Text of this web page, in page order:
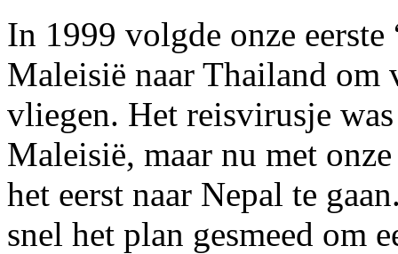
In 1999 volgde onze
Maleisië naar Thailand om
vliegen. Het reisvirusje
Maleisië, maar nu met
het eerst naar Nepal te
snel het plan gesmeed om